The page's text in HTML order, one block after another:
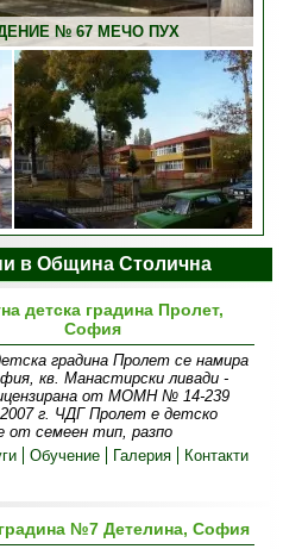
№ 67 МЕЧО ПУХ
№ 67 МЕЧО ПУХ
в Община Столична
детска градина Пролет,
София
градина Пролет се намира
кв. Манастирски ливади -
от МОМН № 14-239
г. ЧДГ Пролет е детско
от семеен тип, разпо
Обучение Галерия Контакти
№7 Детелина, София